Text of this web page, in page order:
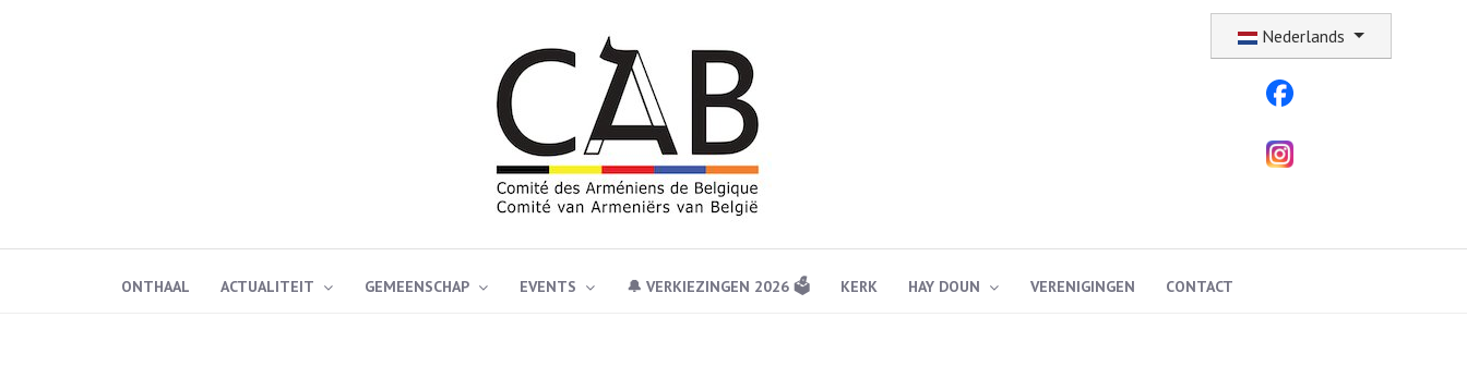
Nederlands
ONTHAAL ACTUALITEIT GEMEENSCHAP EVENTS 🔔 VERKIEZINGEN 2026 🗳️ KERK HAY DOUN VERENIGINGEN CONTACT